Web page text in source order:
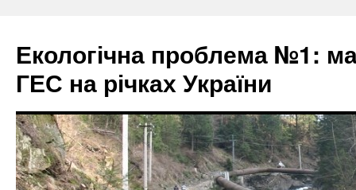
Екологічна проблема №1:
ГЕС на річках України